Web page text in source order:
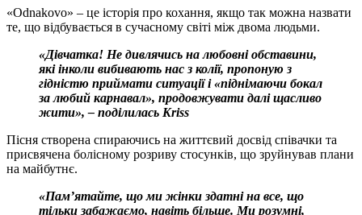
«Odnakovo» – це історія про кохання, якщо так можна назвати
те, що відбувається в сучасному світі між двома людьми.
«Дівчатка! Не дивлячись на любовні обставини,
які інколи вибивають нас з колії, пропоную з
гідністю приймати ситуації і «піднімаючи бокал
за любий карнавал», продовжувати далі щасливо
жити», – поділилась Kriss
Пісня створена спираючись на життєвий досвід співачки та
присвячена болісному розриву стосунків, що зруйнував плани
на майбутнє.
«Пам’ятайте, що ми жінки здатні на все, що
тільки забажаємо, навіть більше. Ми розумні,